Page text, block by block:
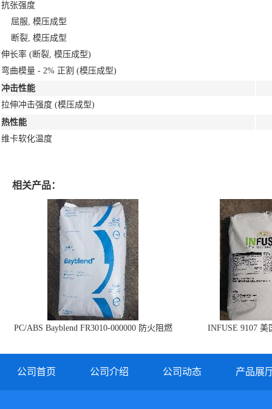
抗张强度
屈服, 模压成型
断裂, 模压成型
伸长率 (断裂, 模压成型)
弯曲模量 - 2% 正割 (模压成型)
冲击性能
拉伸冲击强度 (模压成型)
热性能
维卡软化温度
相关产品：
PC/ABS Bayblend FR3010-000000 防火阻燃
INFUSE 9107 美
公司首页 公司介绍 公司动态 产品展